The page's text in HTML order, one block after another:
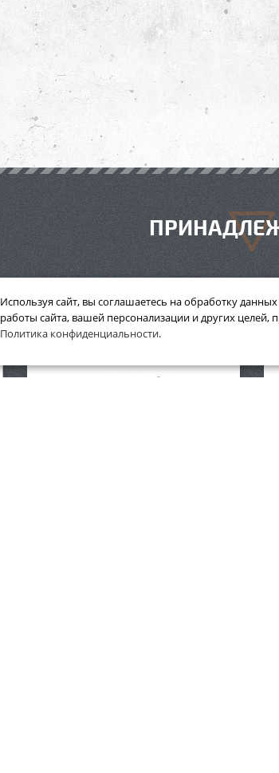
Мойка высокого давления Stihl
RE 118
Используя сайт, вы соглашаетесь на обработку
работы сайта, вашей персонализации и других целей,
Политика конфиденциальности.